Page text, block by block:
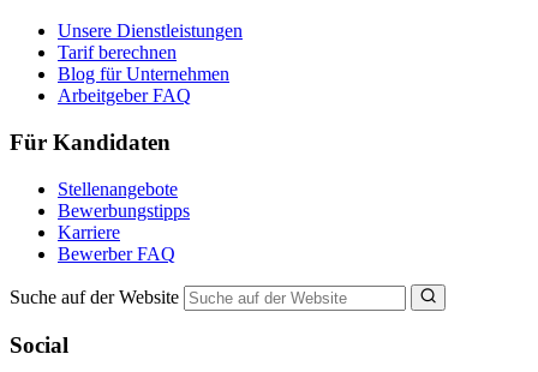
Unsere Dienstleistungen
Tarif berechnen
Blog für Unternehmen
Arbeitgeber FAQ
Für Kandidaten
Stellenangebote
Bewerbungstipps
Karriere
Bewerber FAQ
Suche auf der Website
Social